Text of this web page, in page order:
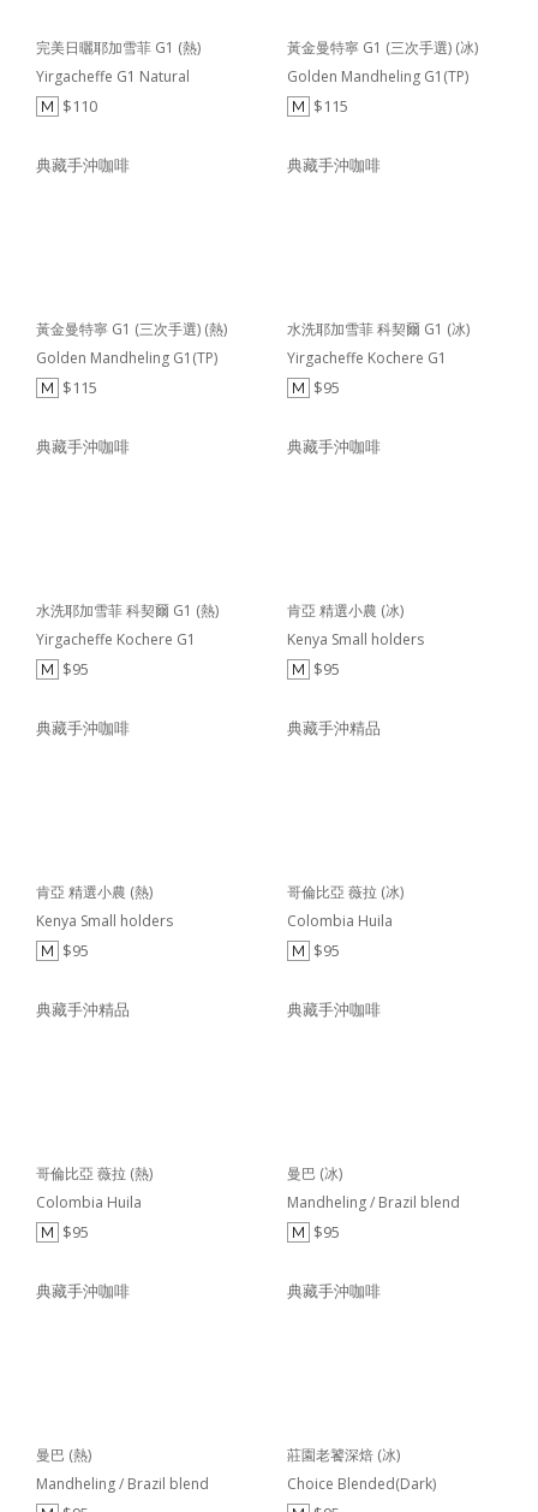
完美日曬耶加雪菲 G1 (熱)
Yirgacheffe G1 Natural
M $110
典藏手沖咖啡
黃金曼特寧 G1 (三次手選) (冰)
Golden Mandheling G1(TP)
M $115
典藏手沖咖啡
黃金曼特寧 G1 (三次手選) (熱)
Golden Mandheling G1(TP)
M $115
典藏手沖咖啡
水洗耶加雪菲 科契爾 G1 (冰)
Yirgacheffe Kochere G1
M $95
典藏手沖咖啡
水洗耶加雪菲 科契爾 G1 (熱)
Yirgacheffe Kochere G1
M $95
典藏手沖咖啡
肯亞 精選小農 (冰)
Kenya Small holders
M $95
典藏手沖精品
肯亞 精選小農 (熱)
Kenya Small holders
M $95
典藏手沖精品
哥倫比亞 薇拉 (冰)
Colombia Huila
M $95
典藏手沖咖啡
哥倫比亞 薇拉 (熱)
Colombia Huila
M $95
典藏手沖咖啡
曼巴 (冰)
Mandheling / Brazil blend
M $95
典藏手沖咖啡
曼巴 (熱)
Mandheling / Brazil blend
莊園老饕深焙 (冰)
Choice Blended(Dark)